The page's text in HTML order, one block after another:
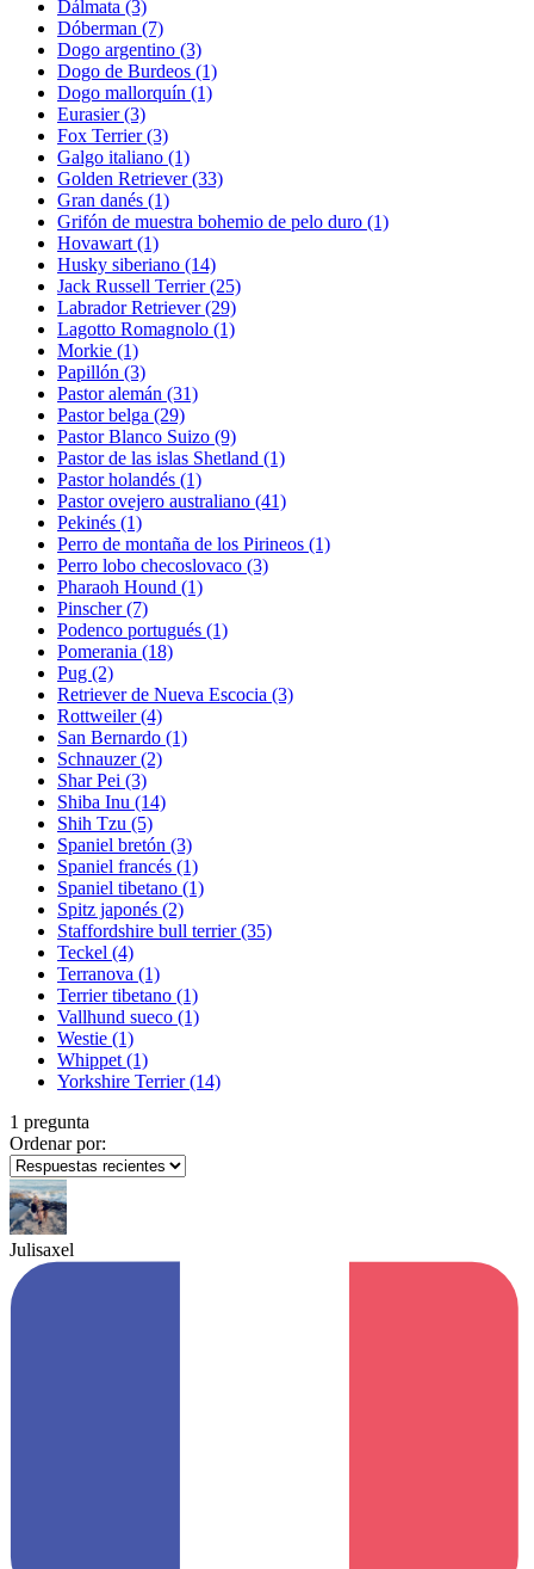
Dálmata (3)
Dóberman (7)
Dogo argentino (3)
Dogo de Burdeos (1)
Dogo mallorquín (1)
Eurasier(3)
Fox Terrier(3)
Galgo italiano (1)
Golden Retriever(33)
Gran danés (1)
Grifón de muestra bohemio de pelo duro (1)
Hovawart (1)
Husky siberiano (14)
Jack Russell Terrier(25)
Labrador Retriever(29)
Lagotto Romagnolo (1)
Morkie (1)
Papillón (3)
Pastor alemán (31)
Pastor belga (29)
Pastor Blanco Suizo (9)
Pastor de las islas Shetland (1)
Pastor holandés (1)
Pastor ovejero australiano (41)
Pekinés (1)
Perro de montaña de los Pirineos (1)
Perro lobo checoslovaco (3)
Pharaoh Hound (1)
Pinscher(7)
Podenco portugués (1)
Pomerania (18)
Pug (2)
Retriever de Nueva Escocia (3)
Rottweiler(4)
San Bernardo (1)
Schnauzer(2)
Shar Pei (3)
Shiba Inu (14)
Shih Tzu (5)
Spaniel bretón (3)
Spaniel francés (1)
Spaniel tibetano (1)
Spitz japonés (2)
Staffordshire bull terrier(35)
Teckel (4)
Terranova (1)
Terrier tibetano (1)
Vallhund sueco (1)
Westie (1)
Whippet (1)
Yorkshire Terrier(14)
1 pregunta
Ordenar por:
Julisaxel